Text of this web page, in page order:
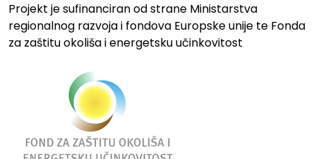
Projekt je sufinanciran od strane Ministarstva
regionalnog razvoja i fondova Europske unije te Fonda
za zaštitu okoliša i energetsku učinkovitost